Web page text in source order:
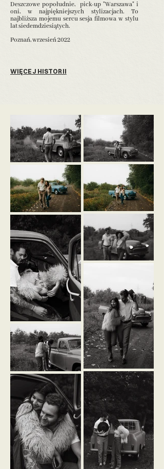
Deszczowe popołudnie, pick-up "Warszawa" i
oni, w najpiękniejszych stylizacjach. To
najbliższa mojemu sercu sesja filmowa w stylu
lat siedemdziesiątych.
Poznań, wrzesień 2022
WIĘCEJ HISTORII